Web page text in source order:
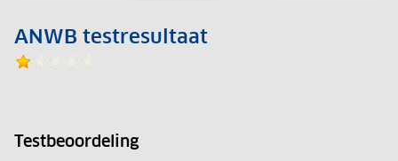
ANWB testresultaat
Testbeoordeling